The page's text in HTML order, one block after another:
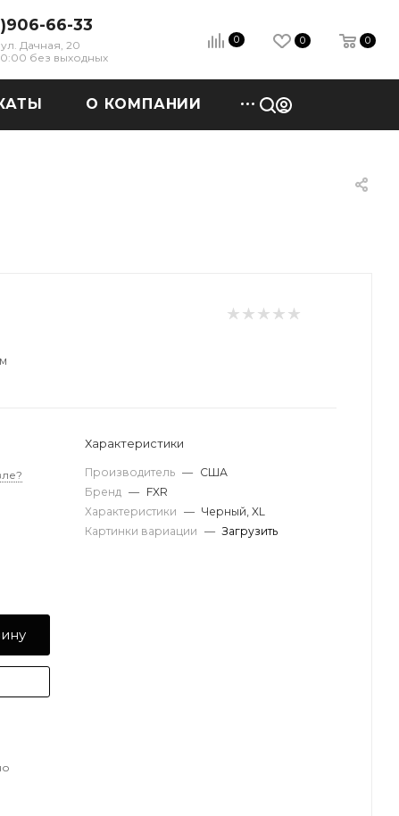
66-33
Дачная, 20
без выходных
0 0 0
О КОМПАНИИ
Характеристики
Производитель — США
Бренд — FXR
Характеристики — Черный, XL
Картинки вариации — Загрузить